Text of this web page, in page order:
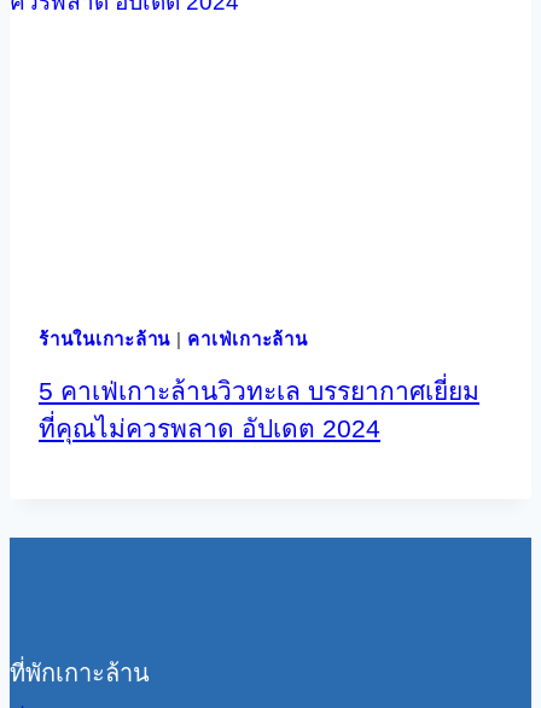
ร้านในเกาะล้าน | คาเฟ่เกาะล้าน
5 คาเฟ่เกาะล้านวิวทะเล บรรยากาศเยี่ยม
ที่คุณไม่ควรพลาด อัปเดต 2024
ที่พักเกาะล้าน